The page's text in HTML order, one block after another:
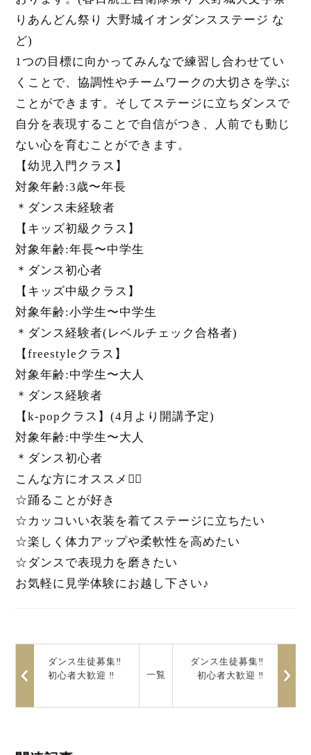
りあんどん祭り 大野城イオンダンスステージ な
ど)
1つの目標に向かってみんなで練習し合わせてい
くことで、協調性やチームワークの大切さを学ぶ
ことができます。 そしてステージに立ちダンスで
自分を表現することで自信がつき、
人前でも動じ
ない心を育むことができます。
【幼児入門クラス】
対象年齢:3歳〜年長
＊ダンス未経験者
【キッズ初級クラス】
対象年齢:年長〜中学生
＊ダンス初心者
【キッズ中級クラス】
対象年齢:小学生〜中学生
＊ダンス経験者(レベルチェック合格者)
【freestyleクラス】
対象年齢:中学生〜大人
＊ダンス経験者
【k-popクラス】(4月より開講予定)
対象年齢:中学生〜大人
＊ダンス初心者
こんな方にオススメ💁‍♀️
☆踊ることが好き
☆カッコいい衣装を着てステージに立ちたい
☆楽しく体力アップや柔軟性を高めたい
☆ダンスで表現力を磨きたい
お気軽に見学体験にお越し下さい♪
ダンス生徒募集‼︎
初心者大歓迎 ‼︎
一覧
ダンス生徒募集‼︎
初心者大歓迎 ‼︎